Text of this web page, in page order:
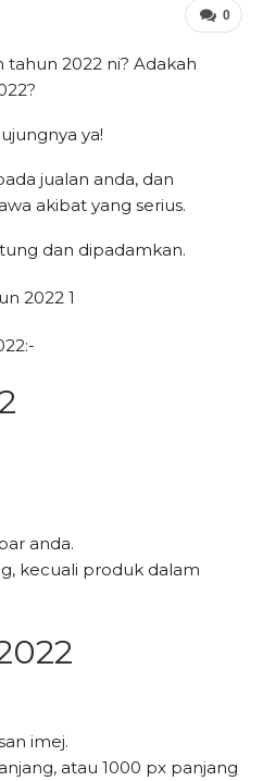
0
2022 ni? Adakah
ya!
jualan anda, dan
akibat yang serius.
dan dipadamkan.
anda.
kecuali produk dalam
imej.
atau 1000 px panjang